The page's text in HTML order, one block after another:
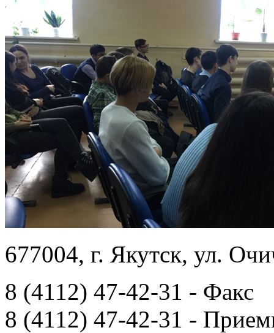
677004, г. Якутск, ул.
8 (4112) 47-42-31 - Факс
8 (4112) 47-42-31 -